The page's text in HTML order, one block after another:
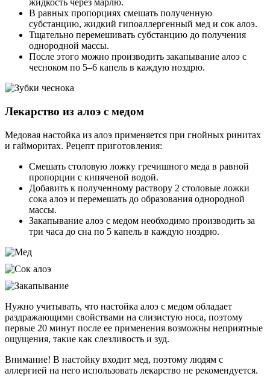
жидкость через марлю.
В равных пропорциях смешать полученную
субстанцию, жидкий гипоаллергенный мед и сок алоэ.
Тщательно перемешивать субстанцию до получения
однородной массы.
После этого можно производить закапывание алоэ с
чесноком по 5–6 капель в каждую ноздрю.
Лекарство из алоэ с медом
Медовая настойка из алоэ применяется при гнойных ринитах
и гайморитах. Рецепт приготовления:
Смешать столовую ложку гречишного меда в равной
пропорции с кипяченой водой.
Добавить к полученному раствору 2 столовые ложки
сока алоэ и перемешать до образования однородной
массы.
Закапывание алоэ с медом необходимо производить за
три часа до сна по 5 капель в каждую ноздрю.
Нужно учитывать, что настойка алоэ с медом обладает
раздражающими свойствами на слизистую носа, поэтому
первые 20 минут после ее применения возможны неприятные
ощущения, такие как слезливость и зуд.
Внимание! В настойку входит мед, поэтому людям с
аллергией на него использовать лекарство не рекомендуется.